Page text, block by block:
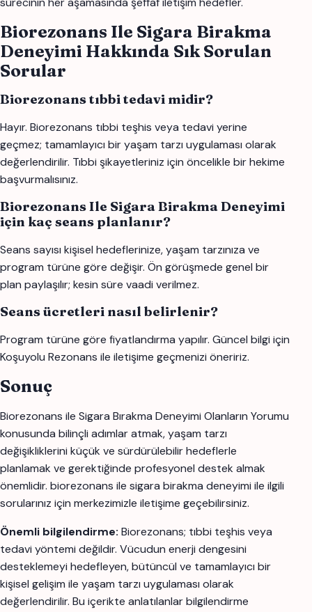
Biorezonans Ile Sigara Birakma
Deneyimi Hakkında Sık Sorulan
Sorular
Biorezonans tıbbi tedavi midir?
Hayır. Biorezonans tıbbi teşhis veya tedavi yerine
geçmez; tamamlayıcı bir yaşam tarzı uygulaması olarak
değerlendirilir. Tıbbi şikayetleriniz için öncelikle bir hekime
başvurmalısınız.
Biorezonans Ile Sigara Birakma Deneyimi
için kaç seans planlanır?
Seans sayısı kişisel hedeflerinize, yaşam tarzınıza ve
program türüne göre değişir. Ön görüşmede genel bir
plan paylaşılır; kesin süre vaadi verilmez.
Seans ücretleri nasıl belirlenir?
Program türüne göre fiyatlandırma yapılır. Güncel bilgi için
Koşuyolu Rezonans ile iletişime geçmenizi öneririz.
Sonuç
Biorezonans ile Sigara Bırakma Deneyimi Olanların Yorumu
konusunda bilinçli adımlar atmak, yaşam tarzı
değişikliklerini küçük ve sürdürülebilir hedeflerle
planlamak ve gerektiğinde profesyonel destek almak
önemlidir. biorezonans ile sigara birakma deneyimi ile ilgili
sorularınız için merkezimizle iletişime geçebilirsiniz.
Önemli bilgilendirme: Biorezonans; tıbbi teşhis veya
tedavi yöntemi değildir. Vücudun enerji dengesini
desteklemeyi hedefleyen, bütüncül ve tamamlayıcı bir
kişisel gelişim ile yaşam tarzı uygulaması olarak
değerlendirilir. Bu içerikte anlatılanlar bilgilendirme